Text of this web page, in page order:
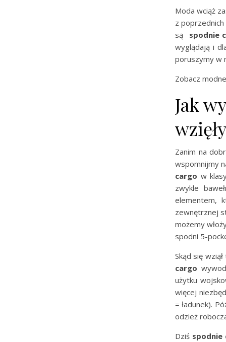
Moda wciąż
z
są spodnie
wyglądają i
poruszymy w
Zobacz
Jak
Zanim na
wspomnijmy
cargo w
zwykle
elementem,
zewnętrznej
możemy
spodni 5-
Skąd się
cargo
użytku
więcej
= ładunek).
odzież
Dziś spodnie